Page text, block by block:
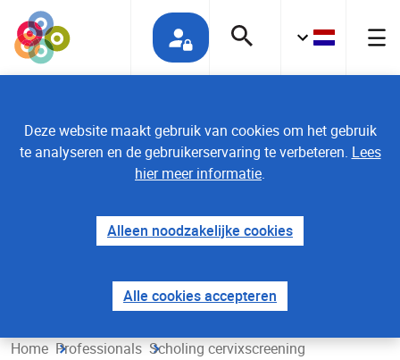
Deze website maakt gebruik van cookies om het gebruik
te analyseren en de gebruikerservaring te verbeteren. Lees
hier meer informatie.
Alleen noodzakelijke cookies
Alle cookies accepteren
Home Professionals Scholing cervixscreening